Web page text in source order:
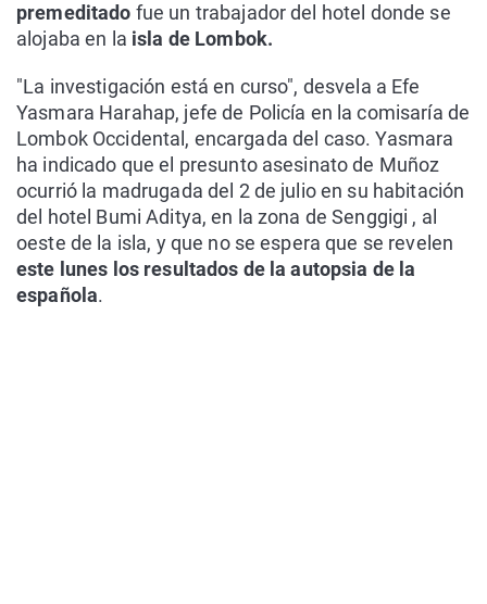
premeditado fue un trabajador del hotel donde se
alojaba en la isla de Lombok.
"La investigación está en curso", desvela a Efe
Yasmara Harahap, jefe de Policía en la comisaría de
Lombok Occidental, encargada del caso. Yasmara
ha indicado que el presunto asesinato de Muñoz
ocurrió la madrugada del 2 de julio en su habitación
del hotel Bumi Aditya, en la zona de Senggigi , al
oeste de la isla, y que no se espera que se revelen
este lunes los resultados de la autopsia de la
española.